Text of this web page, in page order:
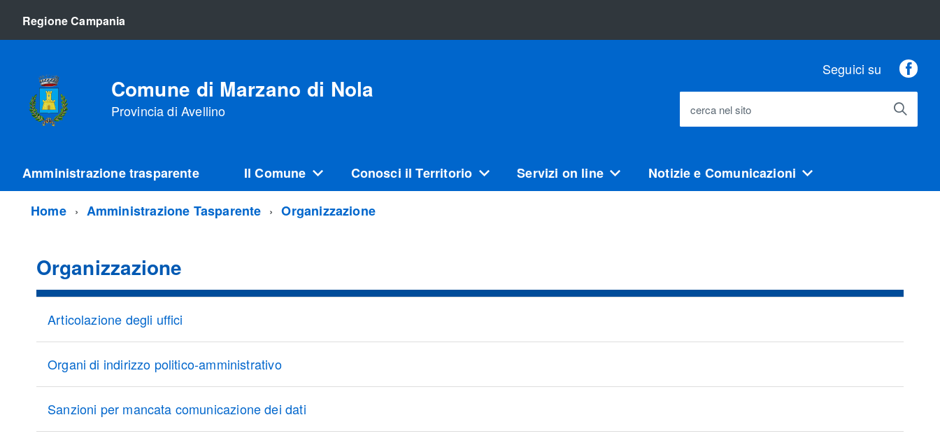
Regione Campania
Comune di Marzano di Nola
Provincia di Avellino
Seguici su
cerca nel sito
Amministrazione trasparente Il Comune Conosci il Territorio Servizi on line Notizie e Comunicazioni
Home Amministrazione Tasparente Organizzazione
Organizzazione
Articolazione degli uffici
Organi di indirizzo politico-amministrativo
Sanzioni per mancata comunicazione dei dati